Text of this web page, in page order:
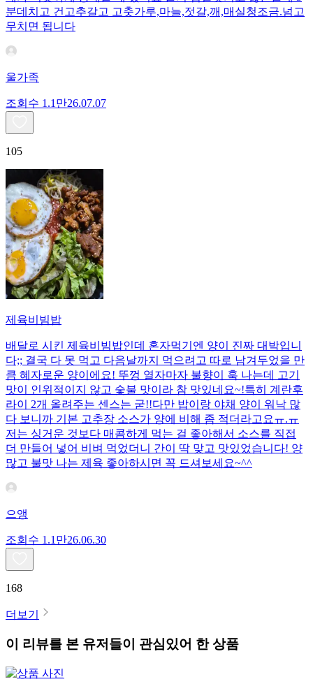
분데치고 건고추갈고 고춧가루,마늘,젓갈,깨,매실청조금.넘고
무치면 됩니다
울가족
조회수 1.1만26.07.07
105
제육비빔밥
배달로 시킨 제육비빔밥인데 혼자먹기엔 양이 진짜 대박입니
다;; 결국 다 못 먹고 다음날까지 먹으려고 따로 남겨두었을 만
큼 혜자로운 양이에요! 뚜껑 열자마자 불향이 훅 나는데 고기
맛이 인위적이지 않고 숯불 맛이라 참 맛있네요~!특히 계란후
라이 2개 올려주는 센스는 굳!! ​다만 밥이랑 야채 양이 워낙 많
다 보니까 기본 고추장 소스가 양에 비해 좀 적더라고요ㅠ.ㅠ
저는 싱거운 것보다 매콤하게 먹는 걸 좋아해서 소스를 직접
더 만들어 넣어 비벼 먹었더니 간이 딱 맞고 맛있었습니다! 양
많고 불맛 나는 제육 좋아하시면 꼭 드셔보세요~^^
으앵
조회수 1.1만26.06.30
168
더보기
이 리뷰를 본 유저들이 관심있어 한 상품